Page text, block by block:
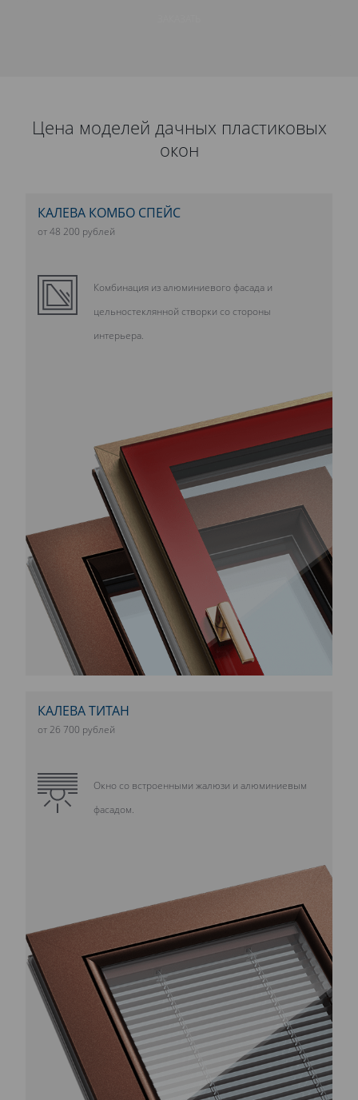
Цена моделей дачных пластиковых
окон
КАЛЕВА КОМБО СПЕЙС
от 48 200 рублей
Комбинация из алюминиевого фасада и
цельностеклянной створки со стороны
интерьера.
КАЛЕВА ТИТАН
от 26 700 рублей
Окно со встроенными жалюзи и алюминиевым
фасадом.